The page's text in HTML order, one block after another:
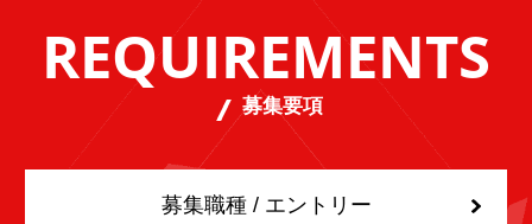
REQUIREMENTS
募集要項
募集職種 / エントリー